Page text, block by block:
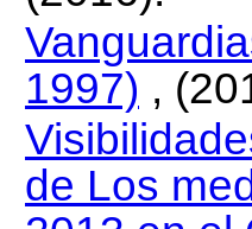
1997) ,
de Los